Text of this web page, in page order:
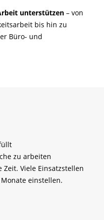
unterstützen– von
bis hin zu
Büro- und
zu arbeiten
Zeit. Viele Einsatzstellen
Monate einstellen.